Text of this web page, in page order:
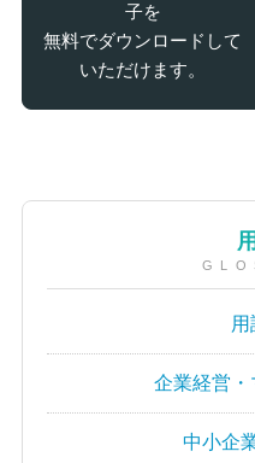
子を
無料でダウンロードして
いただけます。
用
企業経営
中小企